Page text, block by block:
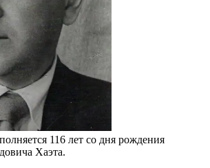
116 лет со дня рождения
Хаэта.